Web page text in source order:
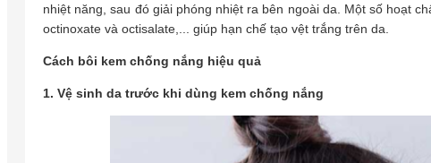
nhiệt năng, sau đó giải phóng nhiệt ra bên ngoài da. Một số hoạt
octinoxate và octisalate,... giúp hạn chế tạo vệt trắng trên da.
Cách bôi kem chống nắng hiệu quả
1. Vệ sinh da trước khi dùng kem chống nắng